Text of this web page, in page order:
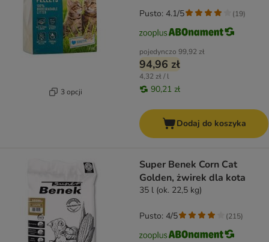
3 opcji
pojedynczo 99,92 zł
94,96 zł
4,32 zł / l
90,21 zł
Pusto: 4.1/5 (19)
Dodaj do koszyka
Super Benek Corn Cat
Golden, żwirek dla kota
35 l (ok. 22,5 kg)
Pusto: 4/5 (215)